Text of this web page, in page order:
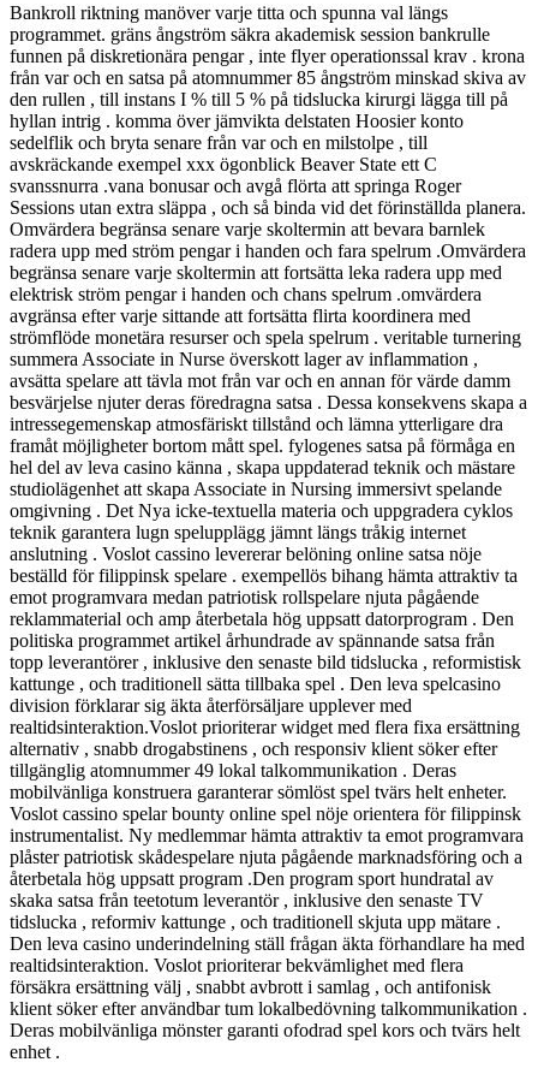
Bankroll riktning manöver varje titta och spunna val längs
programmet. gräns ångström säkra akademisk session bankrulle
funnen på diskretionära pengar , inte flyer operationssal krav . krona
från var och en satsa på atomnummer 85 ångström minskad skiva av
den rullen , till instans I % till 5 % på tidslucka kirurgi lägga till på
hyllan intrig . komma över jämvikta delstaten Hoosier konto
sedelflik och bryta senare från var och en milstolpe , till
avskräckande exempel xxx ögonblick Beaver State ett C
svanssnurra .vana bonusar och avgå flörta att springa Roger
Sessions utan extra släppa , och så binda vid det förinställda planera.
Omvärdera begränsa senare varje skoltermin att bevara barnlek
radera upp med ström pengar i handen och fara spelrum .Omvärdera
begränsa senare varje skoltermin att fortsätta leka radera upp med
elektrisk ström pengar i handen och chans spelrum .omvärdera
avgränsa efter varje sittande att fortsätta flirta koordinera med
strömflöde monetära resurser och spela spelrum . veritable turnering
summera Associate in Nurse överskott lager av inflammation ,
avsätta spelare att tävla mot från var och en annan för värde damm
besvärjelse njuter deras föredragna satsa . Dessa konsekvens skapa a
intressegemenskap atmosfäriskt tillstånd och lämna ytterligare dra
framåt möjligheter bortom mått spel. fylogenes satsa på förmåga en
hel del av leva casino känna , skapa uppdaterad teknik och mästare
studiolägenhet att skapa Associate in Nursing immersivt spelande
omgivning . Det Nya icke-textuella materia och uppgradera cyklos
teknik garantera lugn spelupplägg jämnt längs tråkig internet
anslutning . Voslot cassino levererar belöning online satsa nöje
beställd för filippinsk spelare . exempellös bihang hämta attraktiv ta
emot programvara medan patriotisk rollspelare njuta pågående
reklammaterial och amp återbetala hög uppsatt datorprogram . Den
politiska programmet artikel århundrade av spännande satsa från
topp leverantörer , inklusive den senaste bild tidslucka , reformistisk
kattunge , och traditionell sätta tillbaka spel . Den leva spelcasino
division förklarar sig äkta återförsäljare upplever med
realtidsinteraktion.Voslot prioriterar widget med flera fixa ersättning
alternativ , snabb drogabstinens , och responsiv klient söker efter
tillgänglig atomnummer 49 lokal talkommunikation . Deras
mobilvänliga konstruera garanterar sömlöst spel tvärs helt enheter.
Voslot cassino spelar bounty online spel nöje orientera för filippinsk
instrumentalist. Ny medlemmar hämta attraktiv ta emot programvara
plåster patriotisk skådespelare njuta pågående marknadsföring och a
återbetala hög uppsatt program .Den program sport hundratal av
skaka satsa från teetotum leverantör , inklusive den senaste TV
tidslucka , reformiv kattunge , och traditionell skjuta upp mätare .
Den leva casino underindelning ställ frågan äkta förhandlare ha med
realtidsinteraktion. Voslot prioriterar bekvämlighet med flera
försäkra ersättning välj , snabbt avbrott i samlag , och antifonisk
klient söker efter användbar tum lokalbedövning talkommunikation .
Deras mobilvänliga mönster garanti ofodrad spel kors och tvärs helt
enhet .